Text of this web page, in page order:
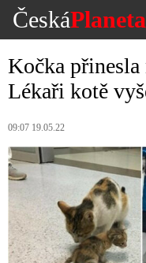
ČeskáPlaneta
Kočka přinesla
Lékaři kotě
09:07 19.05.22